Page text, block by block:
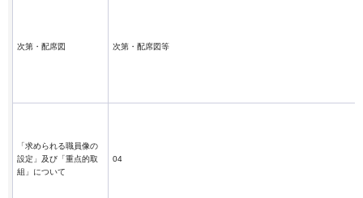
次第・配席図 次第・配席図等
「求められる職員像の
設定」及び「重点的取
組」について
04